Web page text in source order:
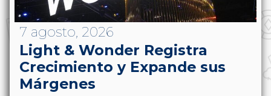
7 agosto, 2026
Light & Wonder Registra
Crecimiento y Expande sus
Márgenes